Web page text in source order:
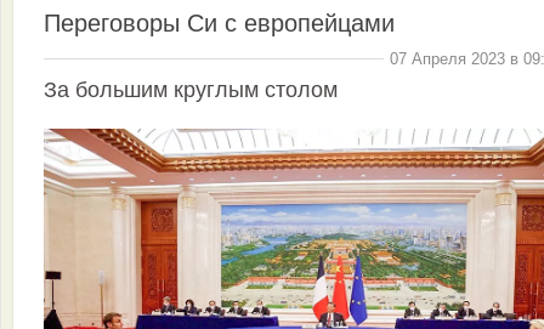
Переговоры Си с европейцами
07 Апреля 2023 в
За большим круглым столом